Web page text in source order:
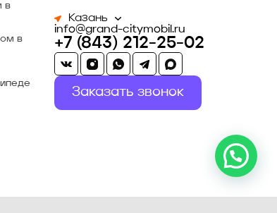
в
в
Казань
info@grand-citymobil.ru
+7 (843) 212-25-02
Заказать звонок